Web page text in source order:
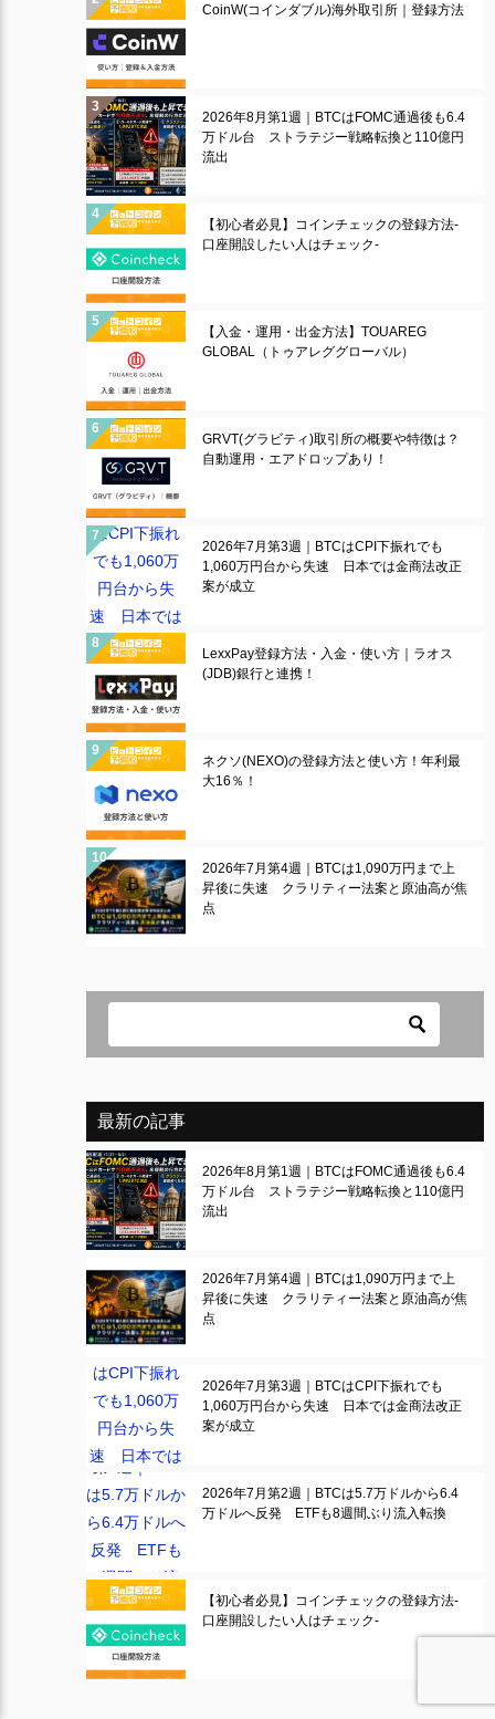
CoinW(コインダブル)海外取引所｜登録方法
2026年8月第1週｜BTCはFOMC通過後も6.4
万ドル台 ストラテジー戦略転換と110億円
流出
【初心者必見】コインチェックの登録方法-
口座開設したい人はチェック-
【入金・運用・出金方法】TOUAREG
GLOBAL（トゥアレググローバル）
GRVT(グラビティ)取引所の概要や特徴は？
自動運用・エアドロップあり！
2026年7月第3週｜BTCはCPI下振れでも
1,060万円台から失速 日本では金商法改正
案が成立
LexxPay登録方法・入金・使い方｜ラオス
(JDB)銀行と連携！
ネクソ(NEXO)の登録方法と使い方！年利最
大16％！
2026年7月第4週｜BTCは1,090万円まで上
昇後に失速 クラリティー法案と原油高が焦
点
最新の記事
2026年8月第1週｜BTCはFOMC通過後も6.4
万ドル台 ストラテジー戦略転換と110億円
流出
2026年7月第4週｜BTCは1,090万円まで上
昇後に失速 クラリティー法案と原油高が焦
点
2026年7月第3週｜BTCはCPI下振れでも
1,060万円台から失速 日本では金商法改正
案が成立
2026年7月第2週｜BTCは5.7万ドルから6.4
万ドルへ反発 ETFも8週間ぶり流入転換
【初心者必見】コインチェックの登録方法-
口座開設したい人はチェック-